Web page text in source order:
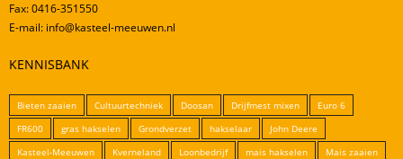
Fax: 0416-351550
E-mail: info@kasteel-meeuwen.nl
KENNISBANK
Bieten zaaien Cultuurtechniek Doosan Drijfmest mixen
Euro 6
FR600
gras hakselen Grondverzet hakselaar
John Deere
Kasteel-Meeuwen
Kverneland Loonbedrijf mais hakselen
Mais zaaien